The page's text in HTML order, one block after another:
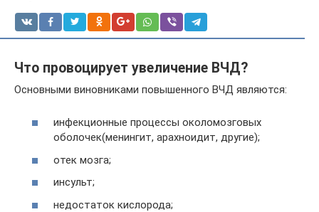
Что провоцирует увеличение ВЧД?
Основными виновниками повышенного ВЧД являются:
инфекционные процессы околомозговых
оболочек(менингит, арахноидит, другие);
отек мозга;
инсульт;
недостаток кислорода;